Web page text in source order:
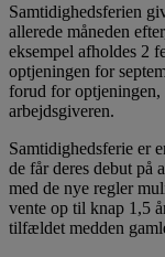
Samtidighedsferien
allerede måneden
eksempel afholdes 2
optjeningen for
forud for optjeningen,
arbejdsgiveren.
Samtidighedsferie er
de får deres debut på
med de nye regler
vente op til knap 1,5
tilfældet medden